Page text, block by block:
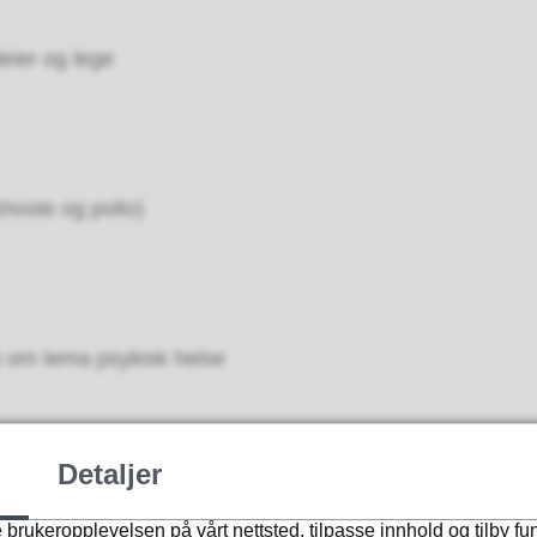
og lege
og polio)
tema psykisk helse
tema pubertetsutvikling
Detaljer
på vårt nettsted, tilpasse innhold og tilby